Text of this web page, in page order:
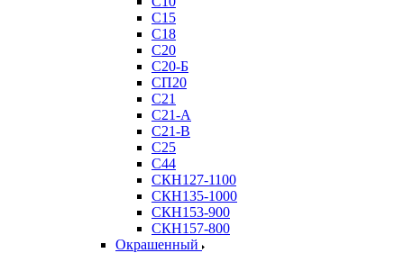
С15
С18
С20
С20-Б
СП20
С21
С21-А
С21-В
С25
С44
СКН127-1100
СКН135-1000
СКН153-900
СКН157-800
Окрашенный